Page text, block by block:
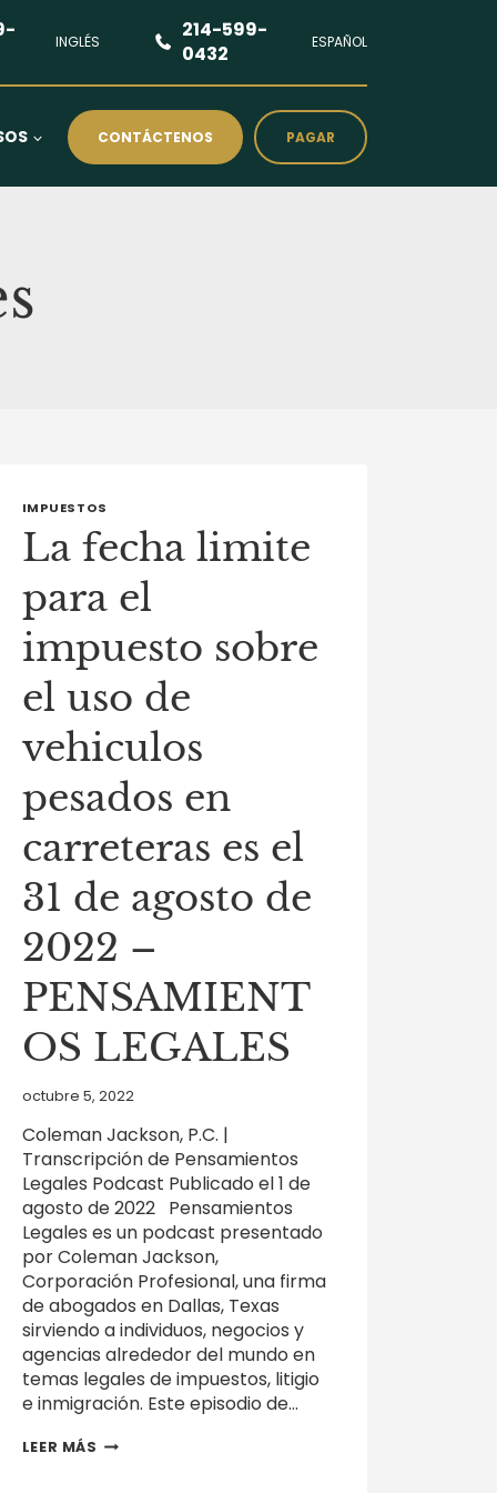
INGLÉS
214-599-
0432
ESPAÑOL
CONTÁCTENOS PAGAR
IMPUESTOS
La fecha limite
para el
impuesto sobre
el uso de
vehiculos
pesados en
carreteras es el
31 de agosto de
2022 –
PENSAMIENT
OS LEGALES
octubre 5, 2022
Coleman Jackson, P.C. |
Transcripción de Pensamientos
Legales Podcast Publicado el 1 de
agosto de 2022 Pensamientos
Legales es un podcast presentado
por Coleman Jackson,
Corporación Profesional, una firma
de abogados en Dallas, Texas
sirviendo a individuos, negocios y
agencias alrededor del mundo en
temas legales de impuestos, litigio
e inmigración. Este episodio de…
LEER MÁS LA